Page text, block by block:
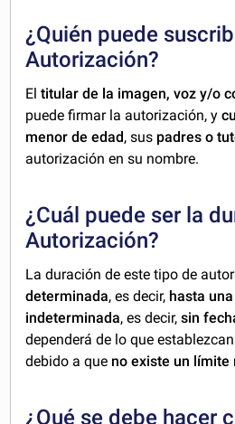
¿Quién puede
Autorización?
Eltitular de la imagen, voz y/o
puede firmar la autorización, y
menor de edad, sus padres o
autorización en su nombre.
¿Cuál puede ser la
Autorización?
La duración de este tipo de
determinada, es decir, hasta
indeterminada, es decir,sin
dependerá de lo que
debido a que no existe un límite
¿Qué se debe hacer